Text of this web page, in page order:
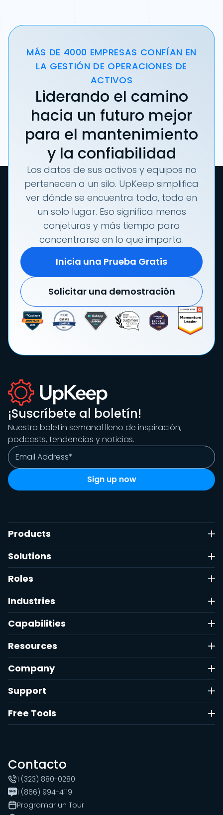
MÁS DE 4000 EMPRESAS CONFÍAN EN
LA GESTIÓN DE OPERACIONES DE
ACTIVOS
Liderando el camino
hacia un futuro mejor
para el mantenimiento
y la confiabilidad
Los datos de sus activos y equipos no
pertenecen a un silo. UpKeep simplifica
ver dónde se encuentra todo, todo en
un solo lugar. Eso significa menos
conjeturas y más tiempo para
concentrarse en lo que importa.
Inicia una Prueba Gratis
Solicitar una demostración
¡Suscríbete al boletín!
Nuestro boletín semanal lleno de inspiración,
podcasts, tendencias y noticias.
Products
Solutions
Roles
Industries
Capabilities
Resources
Company
Support
Free Tools
Contacto
1 (323) 880-0280
1 (866) 994-4119
Programar un Tour